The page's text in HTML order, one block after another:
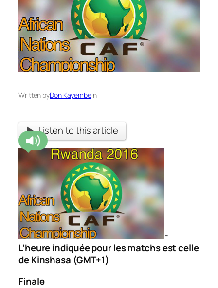
Written byDon Kayembein
Listen to this article
-
L’heure indiquée pour les matchs est celle
de Kinshasa (GMT+1)
Finale